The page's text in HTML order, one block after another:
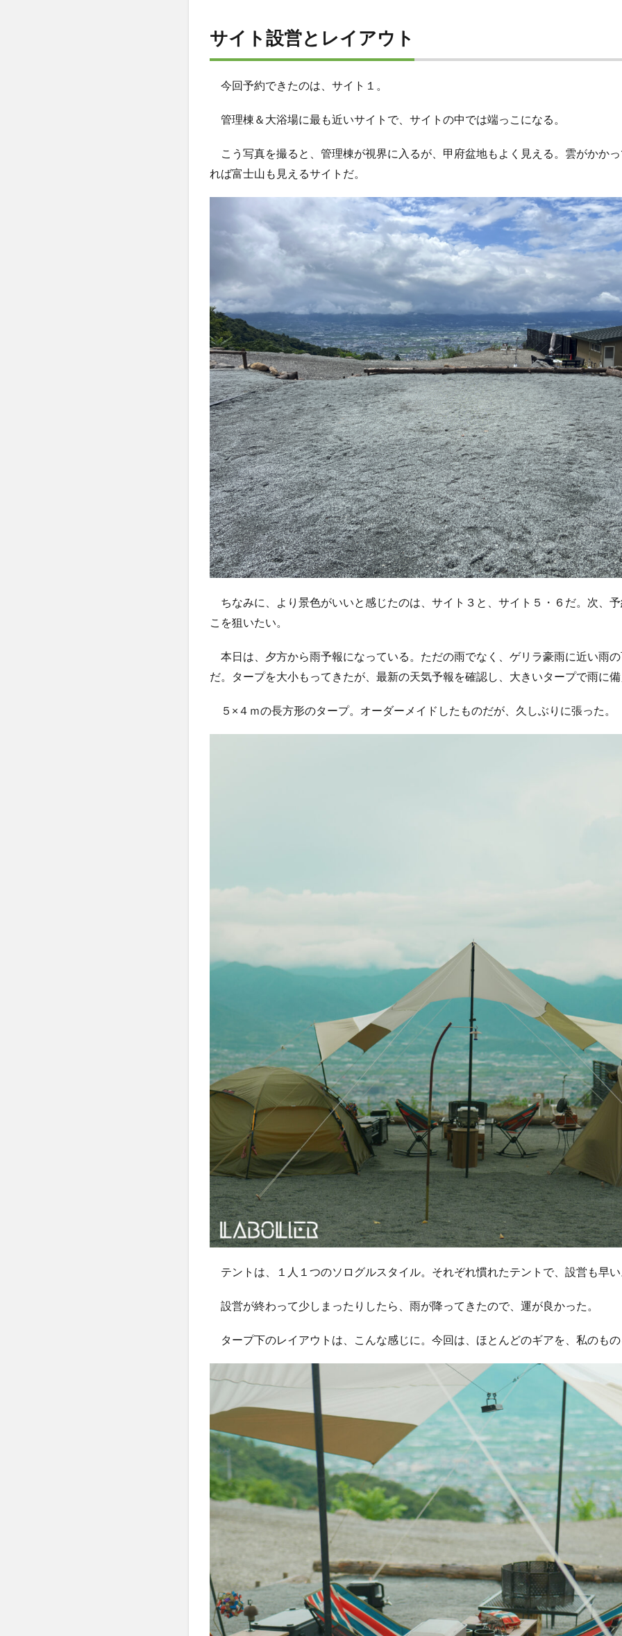
3
に
っ
て
酒
と
事
景
つ
つ
の
焚
火
タ
イ
ム
サイト設営とレイアウト
今回予約できたのは、サイト１。
管理棟＆大浴場に最も近いサイトで、サイトの中では端っこになる。
こう写真を撮ると、管理棟が視界に入るが、甲府盆地もよく見える。雲がかか
れば富士山も見えるサイトだ。
ちなみに、より景色がいいと感じたのは、サイト３と、サイト５・６だ。次、
こを狙いたい。
本日は、夕方から雨予報になっている。ただの雨でなく、ゲリラ豪雨に近い雨
だ。タープを大小もってきたが、最新の天気予報を確認し、大きいタープで雨に
５×４ｍの長方形のタープ。オーダーメイドしたものだが、久しぶりに張った。
テントは、１人１つのソログルスタイル。それぞれ慣れたテントで、設営も早
設営が終わって少しまったりしたら、雨が降ってきたので、運が良かった。
タープ下のレイアウトは、こんな感じに。今回は、ほとんどのギアを、私のも